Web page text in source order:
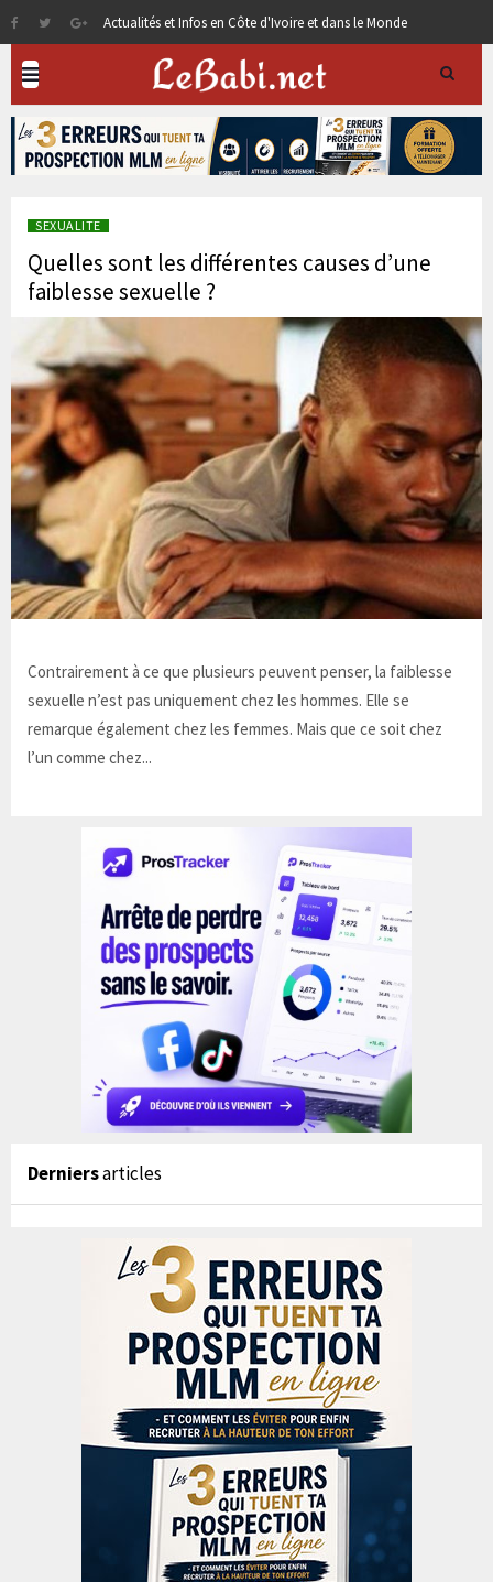
Actualités et Infos en Côte d'Ivoire et dans le Monde
SEXUALITE
Quelles sont les différentes causes d’une
faiblesse sexuelle ?
Contrairement à ce que plusieurs peuvent penser, la faiblesse
sexuelle n’est pas uniquement chez les hommes. Elle se
remarque également chez les femmes. Mais que ce soit chez
l’un comme chez...
Derniersarticles